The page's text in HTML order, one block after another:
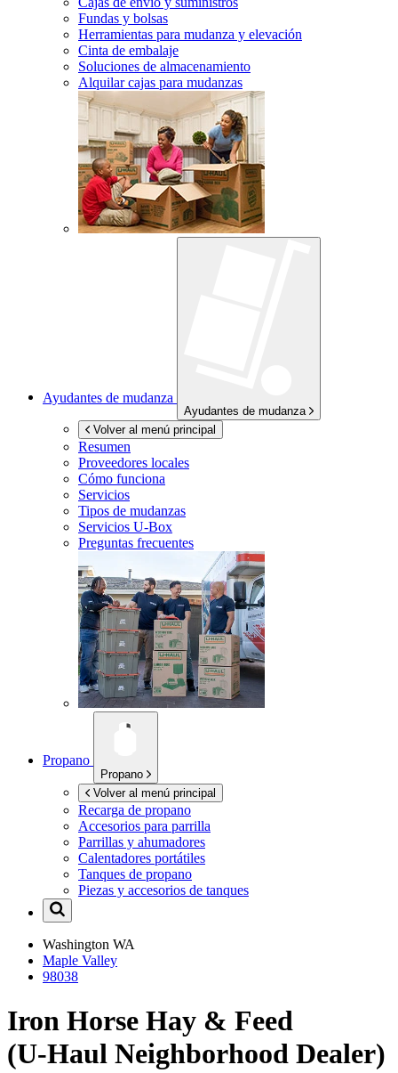
Fundas y bolsas
Herramientas para mudanza y elevación
Cinta de embalaje
Soluciones de almacenamiento
Alquilar cajas para mudanzas
Ayudantes de mudanza
Ayudantes de mudanza
Volver al menú principal
Resumen
Proveedores locales
Cómo funciona
Servicios
Tipos de mudanzas
Servicios U-Box
Preguntas frecuentes
Propano
Propano
Volver al menú principal
Recarga de propano
Accesorios para parrilla
Parrillas y ahumadores
Calentadores portátiles
Tanques de propano
Piezas y accesorios de tanques
Washington WA
Maple Valley
98038
Iron Horse Hay & Feed
(U-Haul Neighborhood Dealer)